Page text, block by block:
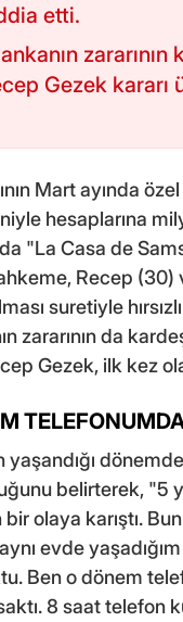
etti.
Gezek kararı
Mart ayında
hesaplarına
"La Casa de
Recep
suretiyle
zararının da
Gezek, ilk kez
yaşandığı
belirterek, "5
olaya karıştı.
evde
Ben o dönem
8 saat